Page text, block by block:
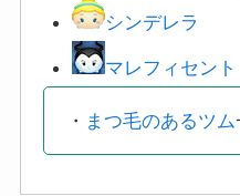
シンデレラ
マレフィセント
・ まつ毛のあるツム